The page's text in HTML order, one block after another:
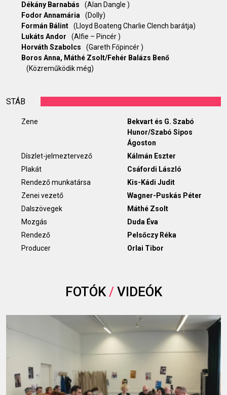
Dékány Barnabás
(Alan Dangle )
Fodor Annamária
(Dolly)
Formán Bálint
(Lloyd Boateng Charlie Clench barátja)
Lukáts Andor
(Alfie – Pincér )
Horváth Szabolcs
(Gareth Főpincér )
Boros Anna, Máthé Zsolt/Fehér Balázs Benő
(Közreműködik még)
STÁB
Zene
Bekvart és G. Szabó
Hunor/Szabó Sipos
Ágoston
Díszlet-jelmeztervező
Kálmán Eszter
Plakát
Csáfordi László
Rendező munkatársa
Kis-Kádi Judit
Zenei vezető
Wagner-Puskás Péter
Dalszövegek
Máthé Zsolt
Mozgás
Duda Éva
Rendező
Pelsőczy Réka
Producer
Orlai Tibor
FOTÓK/VIDEÓK